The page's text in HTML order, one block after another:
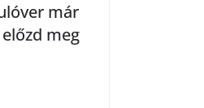
már
meg